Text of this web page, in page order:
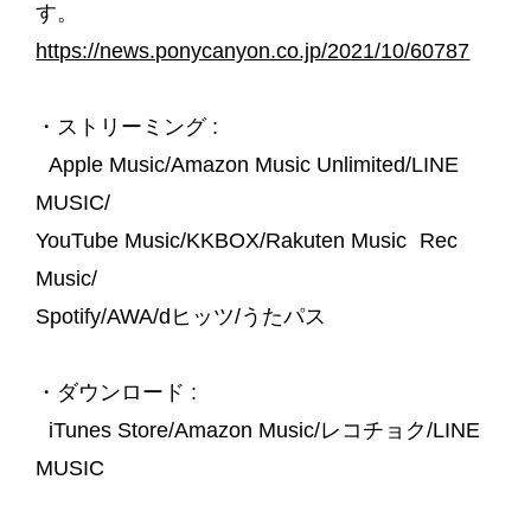
す。
https://news.ponycanyon.co.jp/2021/10/60787
・ストリーミング :
Apple Music/Amazon Music Unlimited/LINE
MUSIC/
YouTube Music/KKBOX/Rakuten Music Rec
Music/
Spotify/AWA/dヒッツ/うたパス
・ダウンロード :
iTunes Store/Amazon Music/レコチョク/LINE
MUSIC